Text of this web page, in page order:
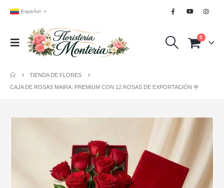
Español
0
TIENDA DE FLORES
CAJA DE ROSAS MAIRA: PREMIUM CON 12 ROSAS DE EXPORTACIÓN 🌹